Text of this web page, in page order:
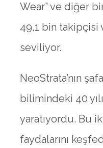
Wear” ve diğer
49,1 bin takipçisi
seviliyor.
NeoStrata’nın
bilimindeki 40
yaratıyordu. Bu
faydalarını